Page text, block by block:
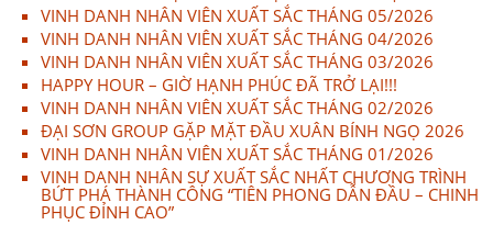
VINH DANH NHÂN VIÊN XUẤT SẮC THÁNG 05/2026
VINH DANH NHÂN VIÊN XUẤT SẮC THÁNG 04/2026
VINH DANH NHÂN VIÊN XUẤT SẮC THÁNG 03/2026
HAPPY HOUR – GIỜ HẠNH PHÚC ĐÃ TRỞ LẠI!!!
VINH DANH NHÂN VIÊN XUẤT SẮC THÁNG 02/2026
ĐẠI SƠN GROUP GẶP MẶT ĐẦU XUÂN BÍNH NGỌ 2026
VINH DANH NHÂN VIÊN XUẤT SẮC THÁNG 01/2026
VINH DANH NHÂN SỰ XUẤT SẮC NHẤT CHƯƠNG TRÌNH
BỨT PHÁ THÀNH CÔNG “TIÊN PHONG DẪN ĐẦU – CHINH
PHỤC ĐỈNH CAO”